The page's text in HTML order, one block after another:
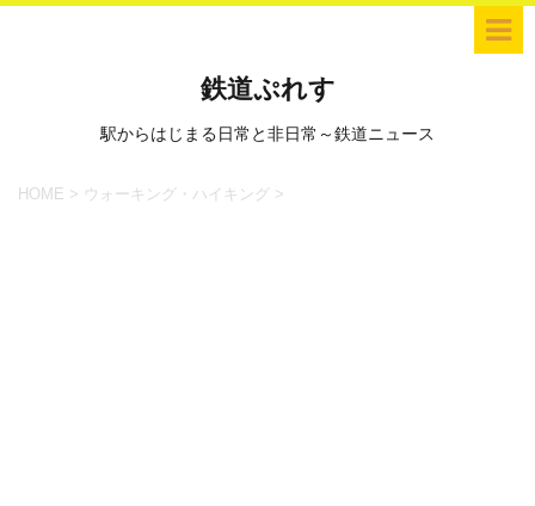
鉄道ぷれす
駅からはじまる日常と非日常～鉄道ニュース
HOME > ウォーキング・ハイキング >